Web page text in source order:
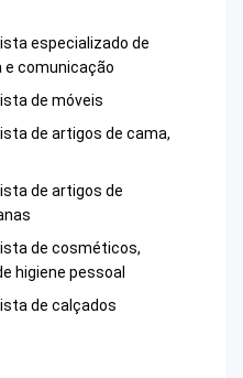
especializado de
comunicação
de móveis
de artigos de cama,
de artigos de
de cosméticos,
higiene pessoal
de calçados